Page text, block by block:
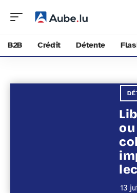
B2B Crédit Détente
13